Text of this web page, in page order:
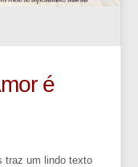
é
traz um lindo texto